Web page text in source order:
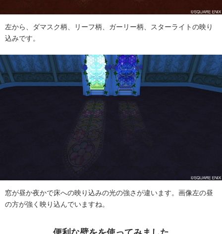
左から、ダマスク柄、リーフ柄、ガーリー柄、スターライトの映り
込みです。
窓が昼か夜かで床への映り込みの光の強さが違います。画像左の昼
の方が強く映り込んでいますね。